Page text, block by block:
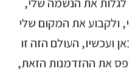
לגלות את הנשמה שלי,
ולקבוע את המקום שלי
ועכשיו, העולם הזה זו
את ההזדמנות הזאת,